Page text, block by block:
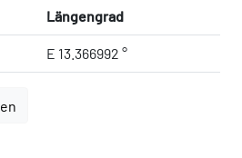
Längengrad
E 13.366992 °